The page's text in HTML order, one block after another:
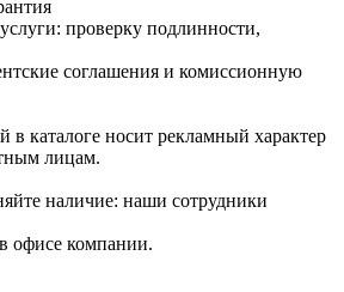
проверку подлинности,
соглашения и комиссионную
в каталоге носит рекламный характер
лицам.
наличие: наши сотрудники
офисе компании.